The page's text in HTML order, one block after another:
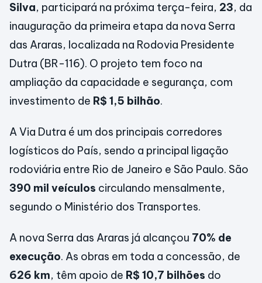
Silva, participará na próxima terça-feira, 23, da
inauguração da primeira etapa da nova Serra
das Araras, localizada na Rodovia Presidente
Dutra (BR-116). O projeto tem foco na
ampliação da capacidade e segurança, com
investimento de R$ 1,5 bilhão.
A Via Dutra é um dos principais corredores
logísticos do País, sendo a principal ligação
rodoviária entre Rio de Janeiro e São Paulo. São
390 mil veículos circulando mensalmente,
segundo o Ministério dos Transportes.
A nova Serra das Araras já alcançou 70% de
execução. As obras em toda a concessão, de
626 km, têm apoio de R$ 10,7 bilhões do